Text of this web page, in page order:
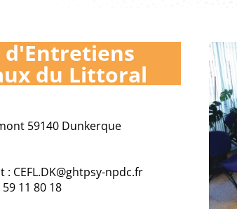
d'Entretiens
du Littoral
59140 Dunkerque
CEFL.DK@ghtpsy-npdc.fr
11 80 18